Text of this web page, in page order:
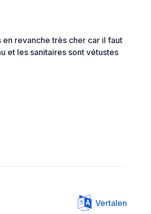
revanche très cher car il faut
et les sanitaires sont vétustes
Vertalen